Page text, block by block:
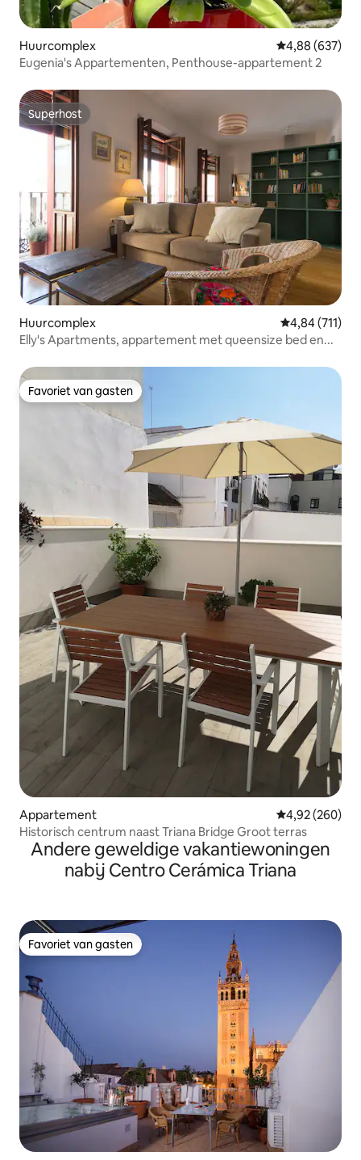
Huurcomplex Gemiddelde
4,88 (637)
Eugenia's Appartementen, Penthouse-appartement 2
Superhost
Superhost
Huurcomplex Gemiddelde
4,84 (711)
Elly's Apartments, appartement met queensize bed en...
Favoriet van gasten
Favoriet van gasten
Appartement Gemiddelde
4,92 (260)
Historisch centrum naast Triana Bridge Groot terras
Andere geweldige vakantiewoningen
nabij Centro Cerámica Triana
Favoriet van gasten
Favoriet van gasten